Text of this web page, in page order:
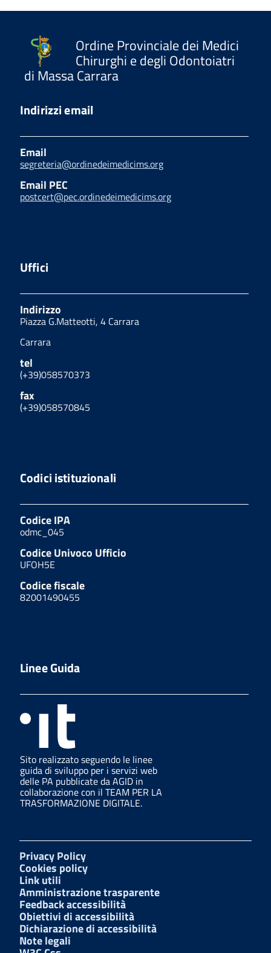
Ordine Provinciale dei Medici
Chirurghi e degli Odontoiatri
di Massa Carrara
Indirizzi email
Email
segreteria@ordinedeimedicims.org
Email PEC
postcert@pec.ordinedeimedicims.org
Uffici
Indirizzo
Piazza G.Matteotti, 4 Carrara
Carrara
tel
(+39)058570373
fax
(+39)058570845
Codici istituzionali
Codice IPA
odmc_045
Codice Univoco Ufficio
UFOH5E
Codice fiscale
82001490455
Linee Guida
Sito realizzato seguendo le linee
guida di sviluppo per i servizi web
delle PA pubblicate da AGID in
collaborazione con il TEAM PER LA
TRASFORMAZIONE DIGITALE.
Privacy Policy
Cookies policy
Link utili
Amministrazione trasparente
Feedback accessibilità
Obiettivi di accessibilità
Dichiarazione di accessibilità
Note legali